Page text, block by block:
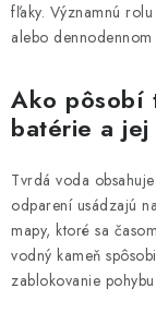
fľaky. Významnú
alebo dennodennom
Ako pôsobí
batérie a jej
Tvrdá voda
odparení usádzajú
mapy, ktoré sa
vodný kameň
zablokovanie pohybu